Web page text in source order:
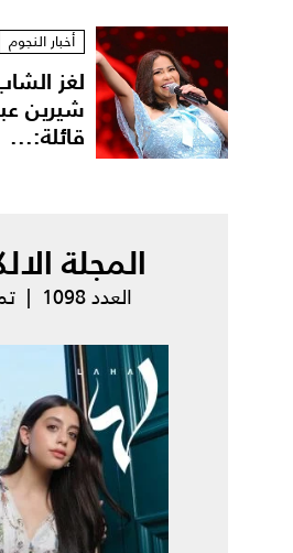
أخبار النجوم
لغز
شيرين
قائلة:...
المجلة
العدد 1098 | تموز 2026